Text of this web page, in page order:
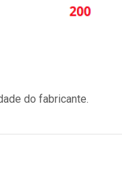
do fabricante.